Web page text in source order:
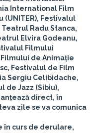
International Film
(UNITER), Festivalul
Radu Stanca,
Elvira Godeanu,
Filmului
Filmului de Animație
Festivalul de Film
Sergiu Celibidache,
de Jazz (Sibiu),
direct, în
zile se va comunica
în curs de derulare,